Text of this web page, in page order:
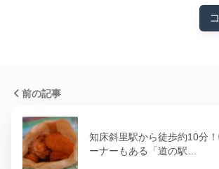
前の記事
知床斜里駅から徒歩約10分
ーナーもある「道の駅…